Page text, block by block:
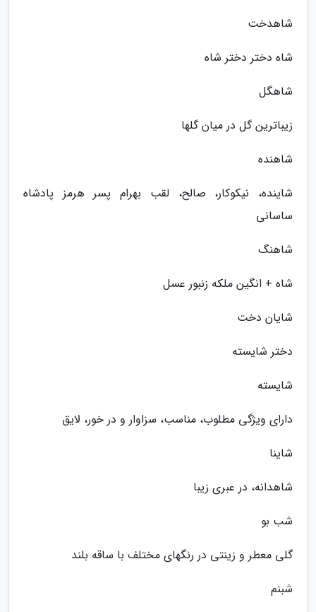
شاهدخت
شاه دختر دختر شاه
شاهگل
زیباترین گل در میان گلها
شاهنده
شاینده، نیکوکار، صالح، لقب بهرام پسر هرمز پادشاه
ساسانی
شاهنگ
شاه + انگین ملکه زنبور عسل
شایان دخت
دختر شایسته
شایسته
دارای ویژگی مطلوب، مناسب، سزاوار و در خور، لایق
شاینا
شاهدانه، در عبری زیبا
شب بو
گلی معطر و زینتی در رنگهای مختلف با ساقه بلند
شبنم